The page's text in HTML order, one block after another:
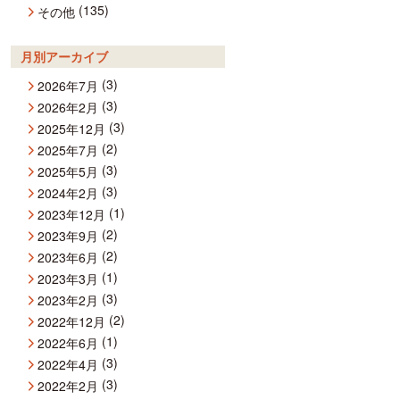
その他 (135)
月別アーカイブ
2026年7月 (3)
2026年2月 (3)
2025年12月 (3)
2025年7月 (2)
2025年5月 (3)
2024年2月 (3)
2023年12月 (1)
2023年9月 (2)
2023年6月 (2)
2023年3月 (1)
2023年2月 (3)
2022年12月 (2)
2022年6月 (1)
2022年4月 (3)
2022年2月 (3)